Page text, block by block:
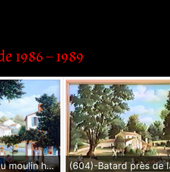
1986 – 1989
(603)- Auberge du moulin hsb de format 24×35 cm, daté 1986. Signé en bas à gauche.